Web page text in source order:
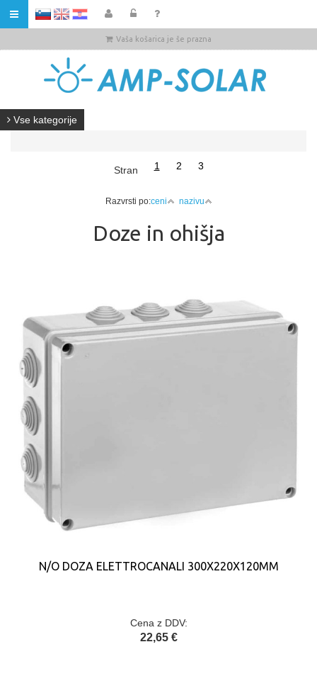
HR
Vaša košarica je še prazna
Vse kategorije
Stran 1 2 3
Razvrsti po:ceni nazivu
Doze in ohišja
N/O DOZA ELETTROCANALI 300X220X120MM
Cena z DDV:
22,65 €